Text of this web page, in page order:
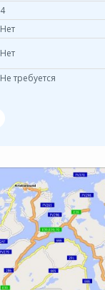
4
Нет
Нет
Не требуется